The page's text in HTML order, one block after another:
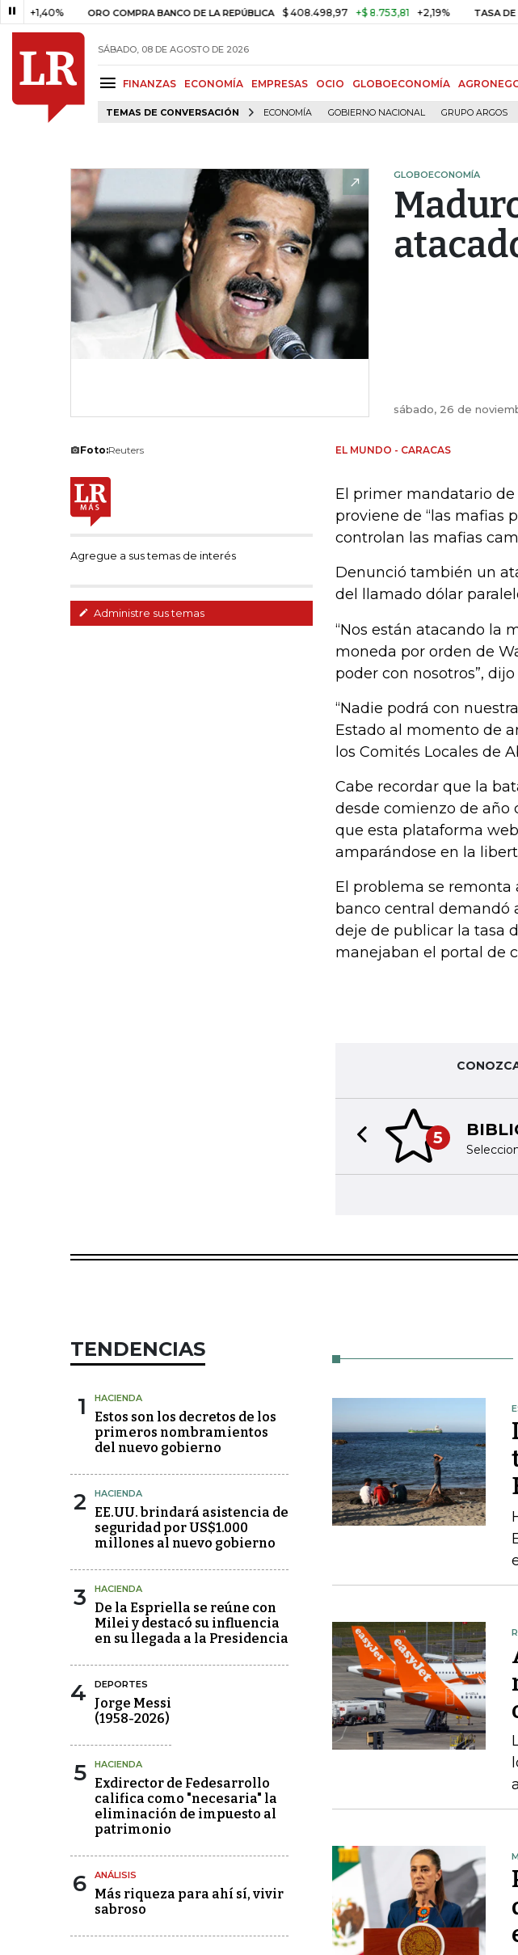
ORO COMPRA BANCO DE LA REPÚBLICA $ 408.498,97 +$ 8.753,81 +2,19% TASA DE
SÁBADO, 08 DE AGOSTO DE 2026
FINANZAS ECONOMÍA EMPRESAS OCIO GLOBOECONOMÍA
TEMAS DE CONVERSACIÓN ECONOMÍA GOBIERNO NACIONAL GRUPO ARGOS
GLOBOECONOMÍA
sábado, 26 de
Foto:Reuters
Agregue a sus temas de interés
Administre sus temas
EL MUNDO - CARACAS
El primer mandatario
proviene de “las mafias
controlan las mafias
Denunció también un
del llamado dólar
“Nos están atacando la
moneda por orden de
poder con nosotros”,
“Nadie podrá con
Estado al momento de
los Comités Locales de
Cabe recordar que la
desde comienzo de año
que esta plataforma
amparándose en la
El problema se remonta
banco central demandó
deje de publicar la tasa
manejaban el portal de
5
Previous slide
TENDENCIAS
1 HACIENDA
Estos son los decretos de los
primeros nombramientos
del nuevo gobierno
2 HACIENDA
EE.UU. brindará asistencia de
seguridad por US$1.000
millones al nuevo gobierno
3 HACIENDA
De la Espriella se reúne con
Milei y destacó su influencia
en su llegada a la Presidencia
4 DEPORTES
Jorge Messi
(1958-2026)
5 HACIENDA
Exdirector de Fedesarrollo
califica como "necesaria" la
eliminación de impuesto al
patrimonio
6 ANÁLISIS
Más riqueza para ahí sí, vivir
sabroso